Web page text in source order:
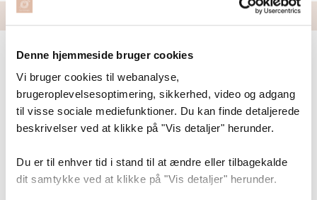
Denne hjemmeside bruger cookies
Vi bruger cookies til webanalyse,
brugeroplevelsesoptimering, sikkerhed, video og adgang
til visse sociale mediefunktioner. Du kan finde detaljerede
beskrivelser ved at klikke på "Vis detaljer" herunder.
Du er til enhver tid i stand til at ændre eller tilbagekalde
dit samtykke ved at klikke på "Vis detaljer" herunder.
Kontakt
Sus Univers - eKvator Trading ApS
Hovedgaden 55B
2970 Hørsholm
CVR-nummer: 36039213